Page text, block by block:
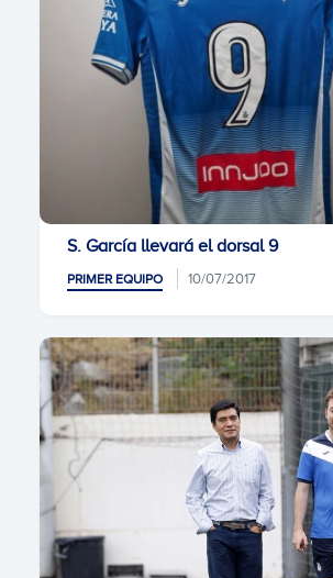
S. García llevará el dorsal 9
PRIMER EQUIPO 10/07/2017